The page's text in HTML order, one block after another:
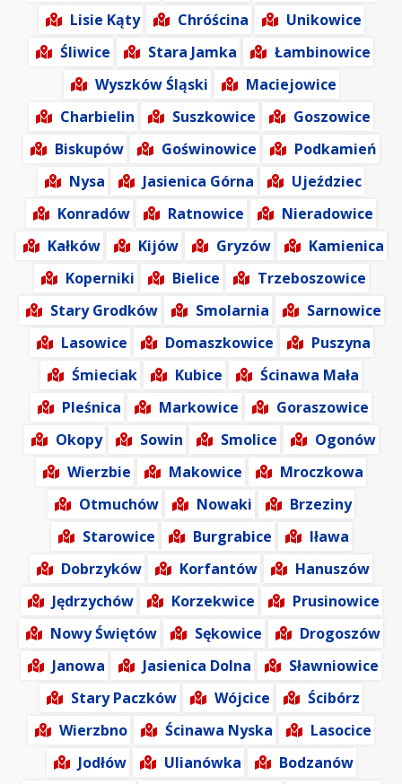
Lisie Kąty
Chróścina
Unikowice
Śliwice
Stara Jamka
Łambinowice
Wyszków Śląski
Maciejowice
Charbielin
Suszkowice
Goszowice
Biskupów
Goświnowice
Podkamień
Nysa
Jasienica Górna
Ujeździec
Konradów
Ratnowice
Nieradowice
Kałków
Kijów Gryzów
Kamienica
Koperniki
Bielice
Trzeboszowice
Stary Grodków
Smolarnia
Sarnowice
Lasowice
Domaszkowice
Puszyna
Śmieciak
Kubice
Ścinawa Mała
Pleśnica
Markowice
Goraszowice
Okopy
Sowin Smolice
Ogonów
Wierzbie
Makowice
Mroczkowa
Otmuchów
Nowaki
Brzeziny
Starowice
Burgrabice
Iława
Dobrzyków
Korfantów
Hanuszów
Jędrzychów
Korzekwice
Prusinowice
Nowy Świętów
Sękowice
Drogoszów
Janowa
Jasienica Dolna
Sławniowice
Stary Paczków
Wójcice
Ścibórz
Wierzbno
Ścinawa Nyska
Lasocice
Jodłów
Ulianówka
Bodzanów